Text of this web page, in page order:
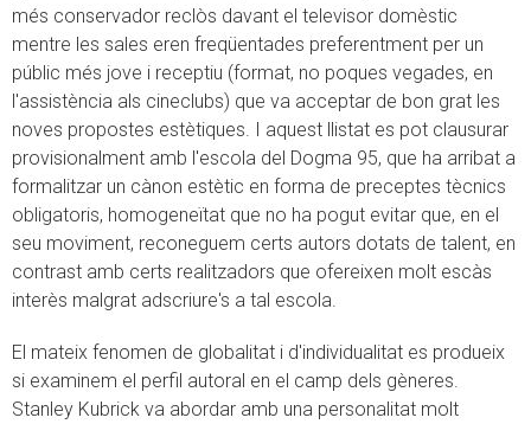
més conservador reclòs davant el televisor domèstic
mentre les sales eren freqüentades preferentment per un
públic més jove i receptiu (format, no poques vegades, en
l'assistència als cineclubs) que va acceptar de bon grat les
noves propostes estètiques. I aquest llistat es pot clausurar
provisionalment amb l'escola del Dogma 95, que ha arribat a
formalitzar un cànon estètic en forma de preceptes tècnics
obligatoris, homogeneïtat que no ha pogut evitar que, en el
seu moviment, reconeguem certs autors dotats de talent, en
contrast amb certs realitzadors que ofereixen molt escàs
interès malgrat adscriure's a tal escola.
El mateix fenomen de globalitat i d'individualitat es produeix
si examinem el perfil autoral en el camp dels gèneres.
Stanley Kubrick va abordar amb una personalitat molt